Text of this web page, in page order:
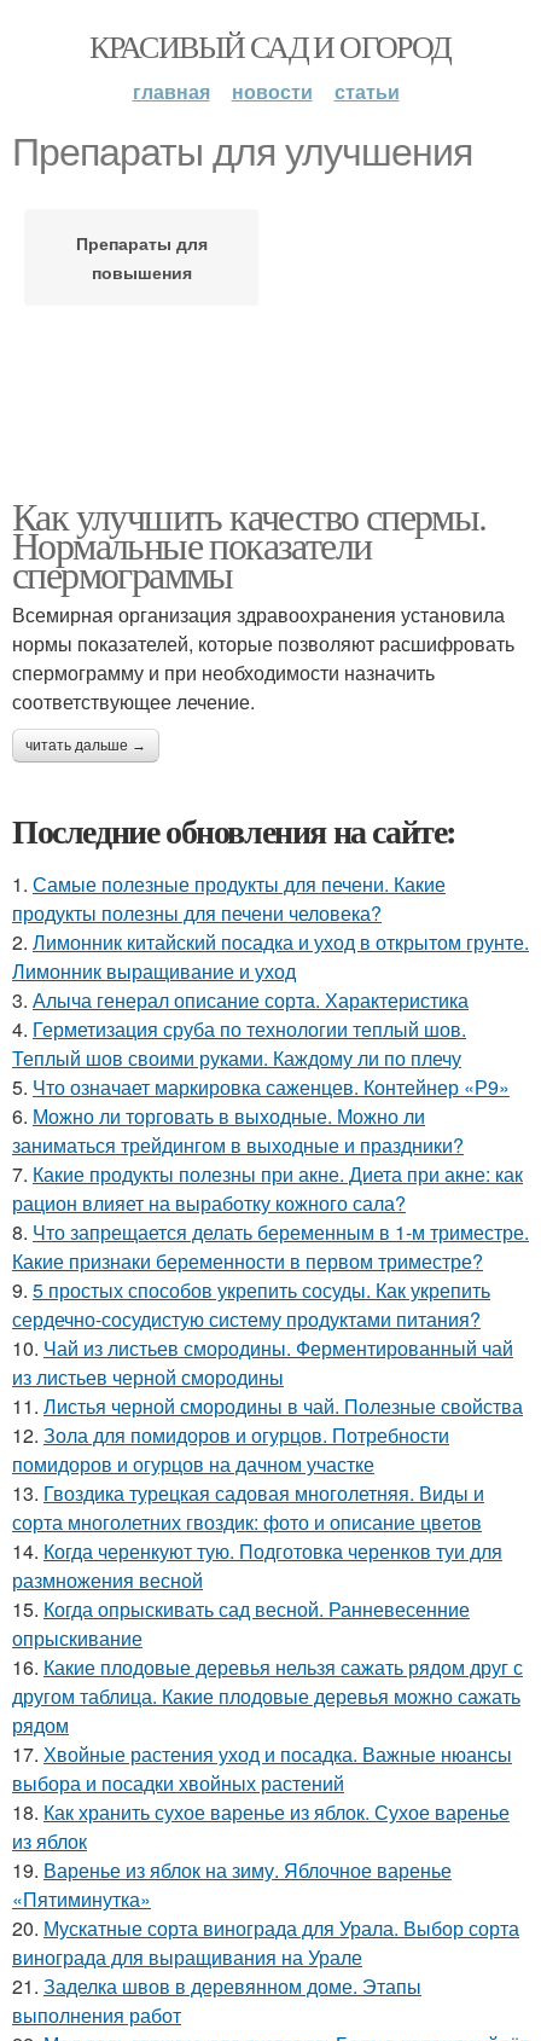
КРАСИВЫЙ САД И ОГОРОД
главная новости статьи
Препараты для улучшения
Препараты для
повышения
Как улучшить качество спермы.
Нормальные показатели
спермограммы
Всемирная организация здравоохранения установила
нормы показателей, которые позволяют расшифровать
спермограмму и при необходимости назначить
соответствующее лечение.
читать дальше →
Последние обновления на сайте:
1. Самые полезные продукты для печени. Какие
продукты полезны для печени человека?
2. Лимонник китайский посадка и уход в открытом грунте.
Лимонник выращивание и уход
3. Алыча генерал описание сорта. Характеристика
4. Герметизация сруба по технологии теплый шов.
Теплый шов своими руками. Каждому ли по плечу
5. Что означает маркировка саженцев. Контейнер «Р9»
6. Можно ли торговать в выходные. Можно ли
заниматься трейдингом в выходные и праздники?
7. Какие продукты полезны при акне. Диета при акне: как
рацион влияет на выработку кожного сала?
8. Что запрещается делать беременным в 1-м триместре.
Какие признаки беременности в первом триместре?
9. 5 простых способов укрепить сосуды. Как укрепить
сердечно-сосудистую систему продуктами питания?
10. Чай из листьев смородины. Ферментированный чай
из листьев черной смородины
11. Листья черной смородины в чай. Полезные свойства
12. Зола для помидоров и огурцов. Потребности
помидоров и огурцов на дачном участке
13. Гвоздика турецкая садовая многолетняя. Виды и
сорта многолетних гвоздик: фото и описание цветов
14. Когда черенкуют тую. Подготовка черенков туи для
размножения весной
15. Когда опрыскивать сад весной. Ранневесенние
опрыскивание
16. Какие плодовые деревья нельзя сажать рядом друг с
другом таблица. Какие плодовые деревья можно сажать
рядом
17. Хвойные растения уход и посадка. Важные нюансы
выбора и посадки хвойных растений
18. Как хранить сухое варенье из яблок. Сухое варенье
из яблок
19. Варенье из яблок на зиму. Яблочное варенье
«Пятиминутка»
20. Мускатные сорта винограда для Урала. Выбор сорта
винограда для выращивания на Урале
21. Заделка швов в деревянном доме. Этапы
выполнения работ